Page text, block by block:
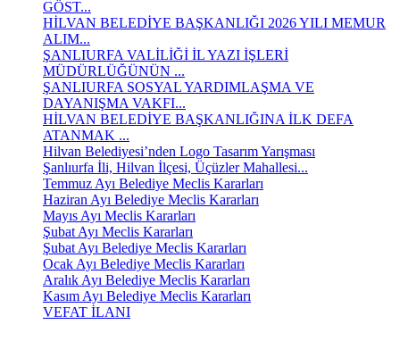
GÖST...
HİLVAN BELEDİYE BAŞKANLIĞI 2026 YILI MEMUR
ALIM...
ŞANLIURFA VALİLİĞİ İL YAZI İŞLERİ
MÜDÜRLÜĞÜNÜN ...
ŞANLIURFA SOSYAL YARDIMLAŞMA VE
DAYANIŞMA VAKFI...
HİLVAN BELEDİYE BAŞKANLIĞINA İLK DEFA
ATANMAK ...
Hilvan Belediyesi’nden Logo Tasarım Yarışması
Şanlıurfa İli, Hilvan İlçesi, Üçüzler Mahallesi...
Temmuz Ayı Belediye Meclis Kararları
Haziran Ayı Belediye Meclis Kararları
Mayıs Ayı Meclis Kararları
Şubat Ayı Meclis Kararları
Şubat Ayı Belediye Meclis Kararları
Ocak Ayı Belediye Meclis Kararları
Aralık Ayı Belediye Meclis Kararları
Kasım Ayı Belediye Meclis Kararları
VEFAT İLANI